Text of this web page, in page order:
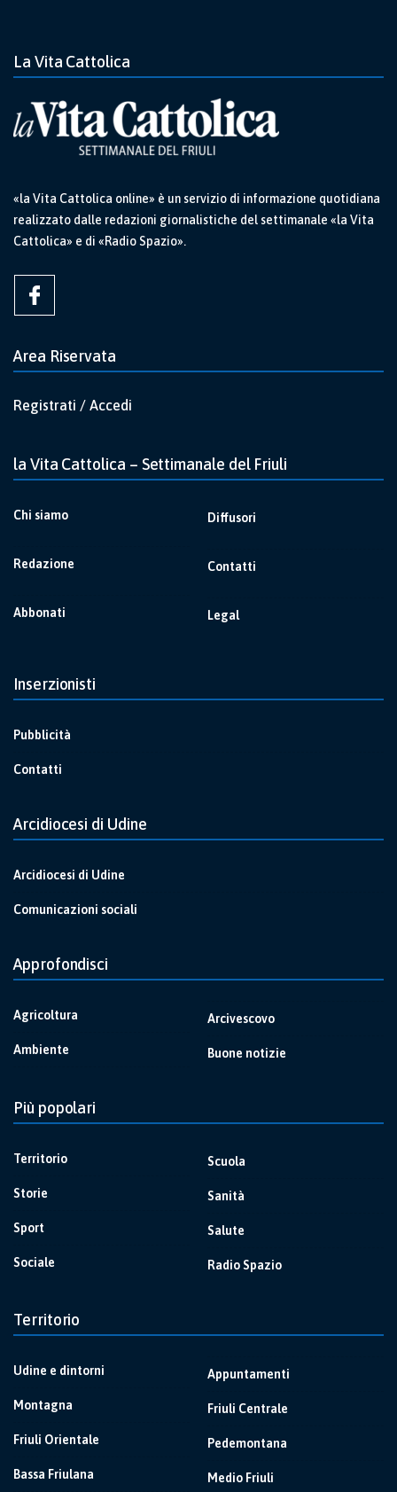
La Vita Cattolica
«la Vita Cattolica online» è un servizio di informazione quotidiana
realizzato dalle redazioni giornalistiche del settimanale «la Vita
Cattolica» e di «Radio Spazio».
Area Riservata
Registrati / Accedi
la Vita Cattolica – Settimanale del Friuli
Chi siamo
Redazione
Abbonati
Diffusori
Contatti
Legal
Inserzionisti
Pubblicità
Contatti
Arcidiocesi di Udine
Arcidiocesi di Udine
Comunicazioni sociali
Approfondisci
Agricoltura
Ambiente
Arcivescovo
Buone notizie
Più popolari
Territorio
Storie
Sport
Sociale
Scuola
Sanità
Salute
Radio Spazio
Territorio
Udine e dintorni
Montagna
Friuli Orientale
Bassa Friulana
Appuntamenti
Friuli Centrale
Pedemontana
Medio Friuli